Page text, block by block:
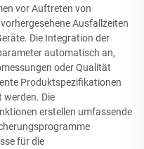
vor Auftreten von
Ausfallzeiten
Die Integration der
automatisch an,
oder Qualität
Produktspezifikationen
werden. Die
erstellen umfassende
für die